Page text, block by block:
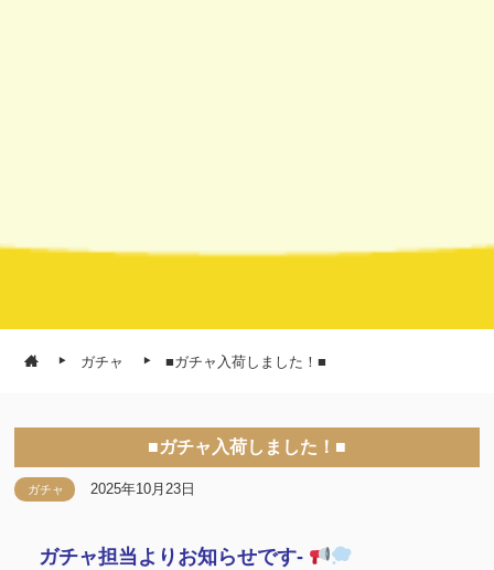
ガチャ ■ガチャ入荷しました！■
■ガチャ入荷しました！■
ガチャ 2025年10月23日
ガチャ担当よりお知らせです-